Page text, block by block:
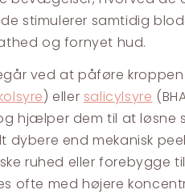
stimulerer samtidig
og fornyet hud.
ved at påføre
) eller salicylsyre
hjælper dem til at løsne
dybere end mekanisk
ruhed eller forebygge
ofte med højere